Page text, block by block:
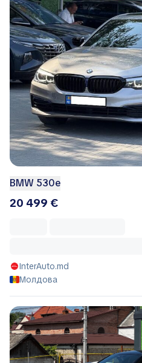
BMW 530e
20 499 €
InterAuto.md
Молдова